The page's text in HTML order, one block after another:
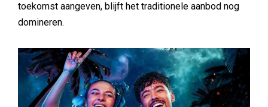
toekomst aangeven, blijft het traditionele aanbod nog
domineren.